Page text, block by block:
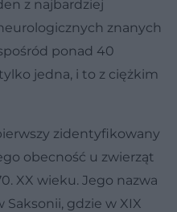
z najbardziej
znanych
ponad 40
jedna, i to z ciężkim
zidentyfikowany
obecność u zwierząt
XX wieku. Jego nazwa
gdzie w XIX